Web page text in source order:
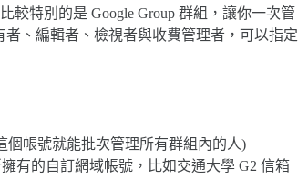
較特別的是 Google Group 群組，讓你一次管
、編輯者、檢視者與收費管理者，可以指定
個帳號就能批次管理所有群組內的人)
有的自訂網域帳號，比如交通大學 G2 信箱